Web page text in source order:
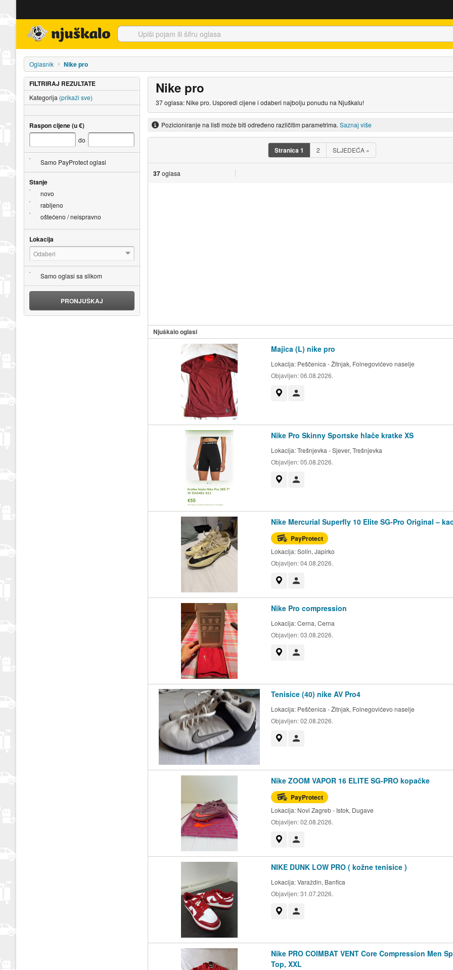
Oglasnik Nike pro
Nike pro
37 oglasa: Nike pro. Usporedi cijene i odaberi najbolju ponudu na Njuškalu!
Pozicioniranje na listi može biti određeno različitim parametrima. Saznaj više
Stranica1 2 SLJEDEĆA »
37oglasa
Njuškalo oglasi
Majica (L) nike pro
Lokacija: Peščenica - Žitnjak, Folnegovićevo naselje
Objavljen:06.08.2026.
Nike Pro Skinny Sportske hlače kratke XS
Lokacija:Trešnjevka - Sjever, Trešnjevka
Objavljen:05.08.2026.
Nike Mercurial Superfly 10 Elite SG-Pro Original –
PayProtect
Lokacija:Solin, Japirko
Objavljen:04.08.2026.
Nike Pro compression
Lokacija:Cerna, Cerna
Objavljen:03.08.2026.
Tenisice (40) nike AV Pro4
Lokacija: Peščenica - Žitnjak, Folnegovićevo naselje
Objavljen:02.08.2026.
Nike ZOOM VAPOR 16 ELITE SG-PRO kopačke
PayProtect
Lokacija: Novi Zagreb - Istok, Dugave
Objavljen:02.08.2026.
NIKE DUNK LOW PRO ( kožne tenisice )
Lokacija:Varaždin, Banfica
Objavljen:31.07.2026.
Nike PRO COIMBAT VENT Core Compression Men
Top, XXL
FILTRIRAJ REZULTATE
Kategorija (prikaži sve)
Raspon cijene (u €)
do
Samo PayProtect oglasi
Stanje
novo
rabljeno
oštećeno / neispravno
Lokacija
Odaberi
Samo oglasi sa slikom
PRONJUŠKAJ